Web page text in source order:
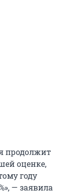
продолжит
оценке,
году
— заявила